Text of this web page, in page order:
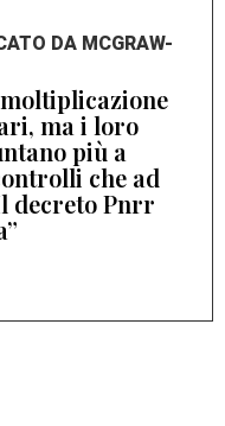
DA MCGRAW-
moltiplicazione
ma i loro
più a
che ad
decreto Pnrr